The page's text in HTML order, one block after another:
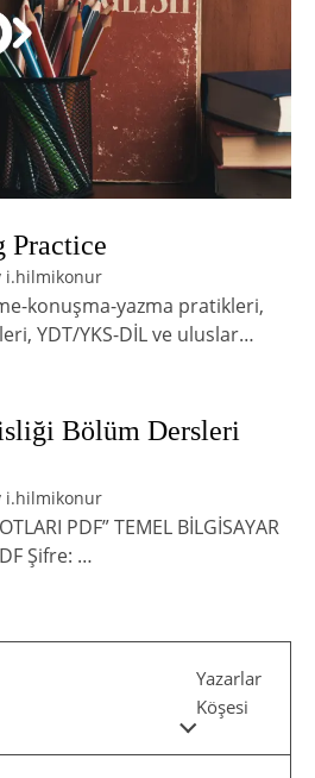
Practice
i.hilmikonur
konuşma-yazma pratikleri,
YDT/YKS-DİL ve uluslar…
Bölüm Dersleri
i.hilmikonur
PDF” TEMEL BİLGİSAYAR
Şifre: …
Yazarlar
Köşesi